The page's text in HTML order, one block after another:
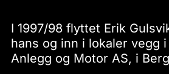
I 1997/98 flyttet Erik
hans og inn i lokaler vegg
Anlegg og Motor AS, i